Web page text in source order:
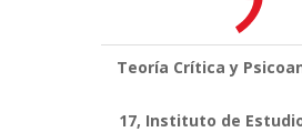
Teoría Crítica y
17, Instituto de